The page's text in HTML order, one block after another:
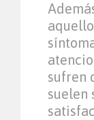
sufren
suelen